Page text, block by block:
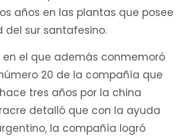
años en las plantas que posee
del sur santafesino.
en el que además conmemoró
20 de la compañía que
tres años por la china
detalló que con la ayuda
la compañía logró